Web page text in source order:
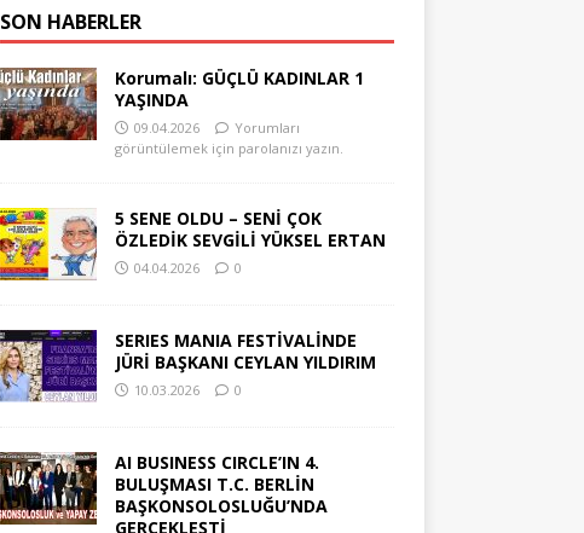
SON HABERLER
Korumalı: GÜÇLÜ KADINLAR 1
YAŞINDA
09.04.2026
Yorumları
görüntülemek için parolanızı yazın.
5 SENE OLDU – SENİ ÇOK
ÖZLEDİK SEVGİLİ YÜKSEL ERTAN
04.04.2026 0
SERIES MANIA FESTİVALİNDE
JÜRİ BAŞKANI CEYLAN YILDIRIM
10.03.2026 0
AI BUSINESS CIRCLE’IN 4.
BULUŞMASI T.C. BERLİN
BAŞKONSOLOSLUĞU’NDA
GERÇEKLEŞTİ